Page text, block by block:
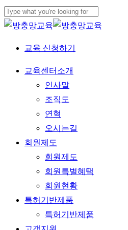
Skip
to
content
Close
교육 신청하기
Menu
교육센터소개
인사말
조직도
연혁
오시는길
회원제도
회원제도
회원특별혜택
회원현황
특허기반제품
특허기반제품